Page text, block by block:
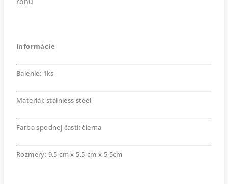
Informácie
Balenie: 1ks
Materiál: stainless steel
Farba spodnej časti: čierna
Rozmery: 9,5 cm x 5,5 cm x 5,5cm